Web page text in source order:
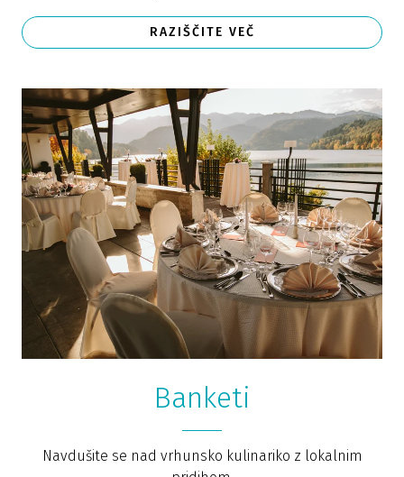
RAZIŠČITE VEČ
Banketi
Navdušite se nad vrhunsko kulinariko z lokalnim